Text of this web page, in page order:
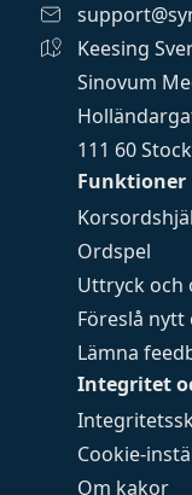
Funktioner
Ordspel
Uttryck och
Föreslå nytt
Lämna
Integritet
Cookie-
Om kakor
Keesing
Sinovum
111 60